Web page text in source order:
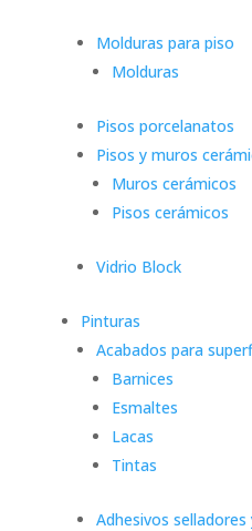
Molduras para piso
Molduras
Pisos porcelanatos
Pisos y muros
Muros cerámicos
Pisos cerámicos
Vidrio Block
Pinturas
Acabados para
Barnices
Esmaltes
Lacas
Tintas
Adhesivos selladores